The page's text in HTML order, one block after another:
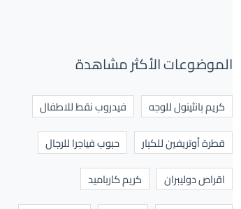
الموضوعات الأكثر مشاهدة
كريم بانثينول للوجه
فيدروب نقط للاطفال
قطرة أوتريفين للكبار
حبوب فياجرا للرجال
اقراص دوليبران
كريم كارباميد